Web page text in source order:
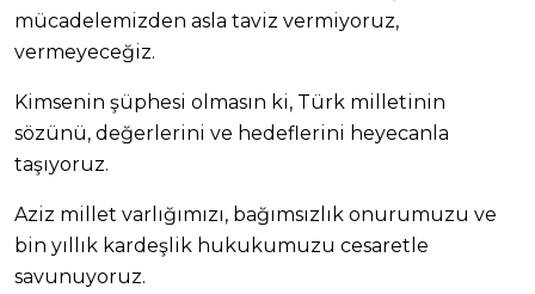
mücadelemizden asla taviz vermiyoruz,
vermeyeceğiz.
Kimsenin şüphesi olmasın ki, Türk milletinin
sözünü, değerlerini ve hedeflerini heyecanla
taşıyoruz.
Aziz millet varlığımızı, bağımsızlık onurumuzu ve
bin yıllık kardeşlik hukukumuzu cesaretle
savunuyoruz.